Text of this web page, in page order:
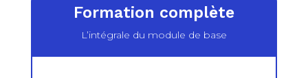
Formation complète
L’intégrale du module de base